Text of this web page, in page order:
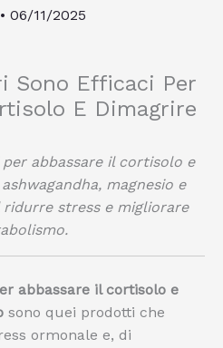
• 06/11/2025
Sono Efficaci Per
E Dimagrire
abbassare il cortisolo e
magnesio e
stress e migliorare
abbassare il cortisolo e
sono quei prodotti che
ormonale e, di